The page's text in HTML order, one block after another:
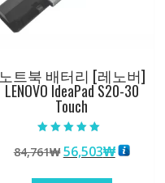
노트북 배터리 [레노버]
LENOVO IdeaPad S20-30
Touch
5.00
로 평가됨
84,761₩ 원
56,503₩현